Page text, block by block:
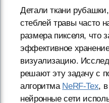
Детали ткани
стеблей травы часто
размера пикселя, что
эффективное
визуализацию.
решают эту задачу с
алгоритма NeRF-Tex,
нейронные сети